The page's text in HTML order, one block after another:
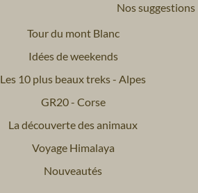
Nos suggestions
Tour du mont Blanc
Idées de weekends
Les 10 plus beaux treks - Alpes
GR20 - Corse
La découverte des animaux
Voyage Himalaya
Nouveautés